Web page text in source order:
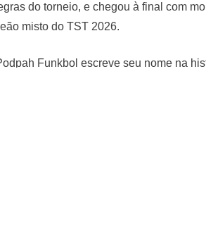
do torneio, e chegou à final com
misto do TST 2026.
Funkbol escreve seu nome na
4 a 3, com gol decisivo de Vini